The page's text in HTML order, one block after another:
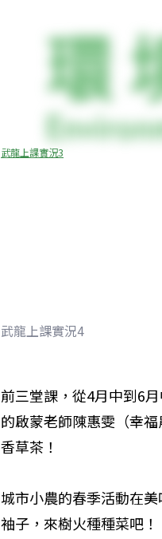
武龍上課實況3
武龍上課實況4
前三堂課，從4月中到6
的啟蒙老師陳惠雯（幸
香草茶！
城市小農的春季活動在
袖子，來樹火種種菜吧！